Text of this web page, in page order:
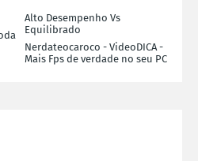
Alto Desempenho Vs
Equilibrado
Nerdateocaroco - VideoDICA -
Mais Fps de verdade no seu PC